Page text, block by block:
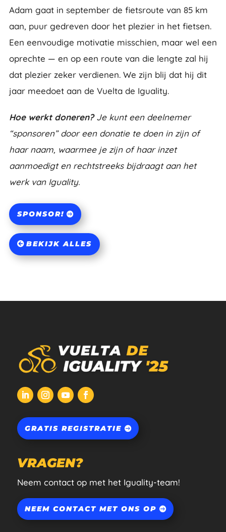
Adam gaat in september de fietsroute van 85 km
aan, puur gedreven door het plezier in het fietsen.
Een eenvoudige motivatie misschien, maar wel een
oprechte — en op een route van die lengte zal hij
dat plezier zeker verdienen. We zijn blij dat hij dit
jaar meedoet aan de Vuelta de Iguality.
Hoe werkt doneren?Je kunt een deelnemer
“sponsoren” door een donatie te doen in zijn of
haar naam, waarmee je zijn of haar inzet
aanmoedigt en rechtstreeks bijdraagt aan het
werk van Iguality.
SPONSOR!
BEKIJK ALLES
GRATIS REGISTRATIE
VRAGEN?
Neem contact op met het Iguality-team!
NEEM CONTACT MET ONS OP